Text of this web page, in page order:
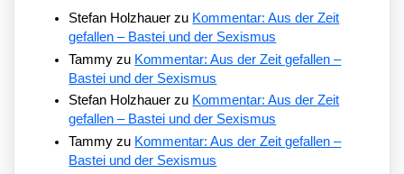
Stefan Holzhauer zu Kommentar: Aus der Zeit
gefallen – Bastei und der Sexismus
Tammy zu Kommentar: Aus der Zeit gefallen –
Bastei und der Sexismus
Stefan Holzhauer zu Kommentar: Aus der Zeit
gefallen – Bastei und der Sexismus
Tammy zu Kommentar: Aus der Zeit gefallen –
Bastei und der Sexismus